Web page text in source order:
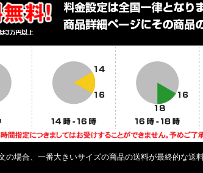
の場合、一番大きいサイズの商品の送料が最終的な送料